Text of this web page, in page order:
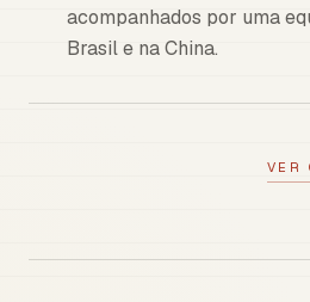
acompanhados por uma
Brasil e na China.
VER